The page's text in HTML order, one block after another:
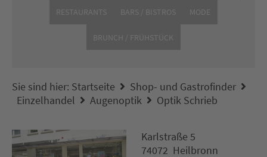
RESTAURANTS BARS / BISTROS MODE
BRUNCH / FRÜHSTÜCK
Sie sind hier: Startseite
Shop- und Gastrofinder
Einzelhandel
Augenoptik Optik Schrieb
Karlstraße 5
74072 Heilbronn